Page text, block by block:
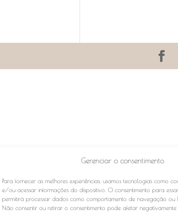
Gerenciar o consentimento
Para fornecer as melhores experiências, usamos tecnologias como
e/ou acessar informações do dispositivo. O consentimento para
permitirá processar dados como comportamento de navegação ou
Não consentir ou retirar o consentimento pode afetar negativamente